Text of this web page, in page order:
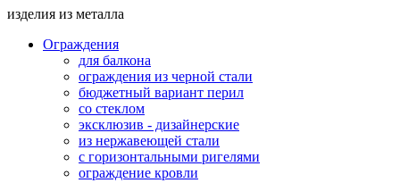
изделия из металла
Ограждения
для балкона
ограждения из черной стали
бюджетный вариант перил
со стеклом
эксклюзив - дизайнерские
из нержавеющей стали
с горизонтальными ригелями
ограждение кровли